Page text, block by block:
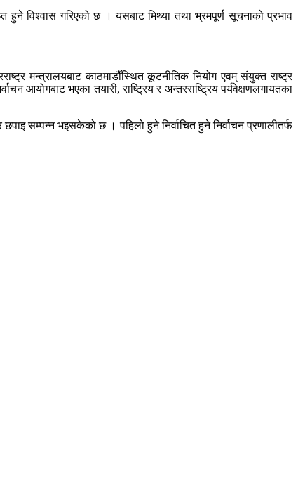
हुने विश्वास गरिएको छ । यसबाट मिथ्या तथा भ्रमपूर्ण सूचनाको प्रभाव
मन्त्रालयबाट काठमाडौँस्थित कूटनीतिक नियोग एवम् संयुक्त राष्ट्र
आयोगबाट भएका तयारी, राष्ट्रिय र अन्तरराष्ट्रिय पर्यवेक्षणलगायतका
सम्पन्न भइसकेको छ । पहिलो हुने निर्वाचित हुने निर्वाचन प्रणालीतर्फ